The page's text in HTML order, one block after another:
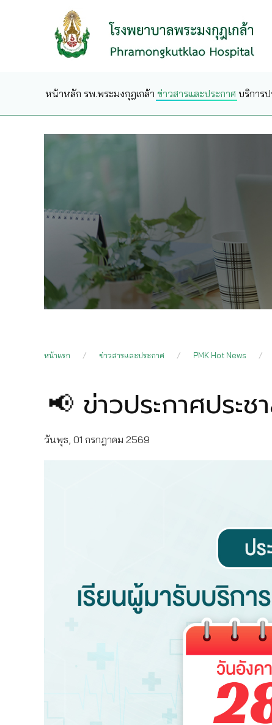
Skip to main content
หน้าหลัก รพ.พระมงกุฎเกล้า ข่าวสารและประกาศ บริการ
หน้าแรก ข่าวสารและประกาศ PMK Hot News
📢 ข่าวประกาศประ
วันพุธ, 01 กรกฎาคม 2569